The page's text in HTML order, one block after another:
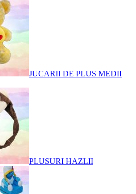
JUCARII DE PLUS MEDII
PLUSURI HAZLII